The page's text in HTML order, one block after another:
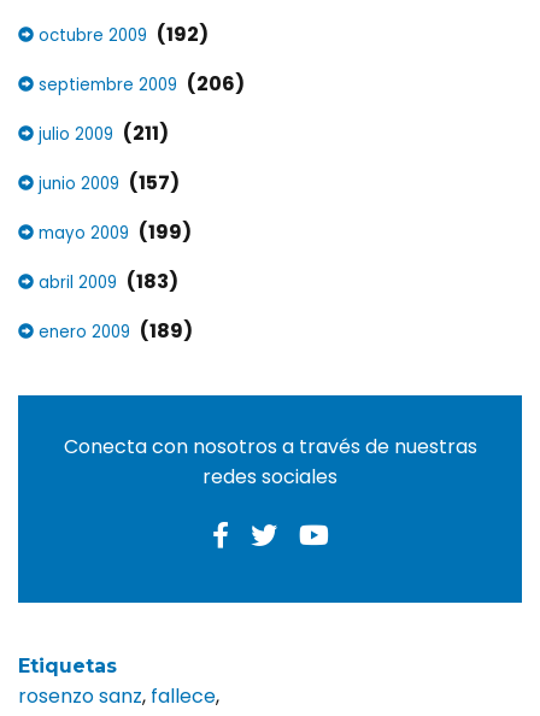
octubre 2009 (192)
septiembre 2009 (206)
julio 2009 (211)
junio 2009 (157)
mayo 2009 (199)
abril 2009 (183)
enero 2009 (189)
Conecta con nosotros a través de nuestras
redes sociales
Etiquetas
rosenzo sanz, fallece,